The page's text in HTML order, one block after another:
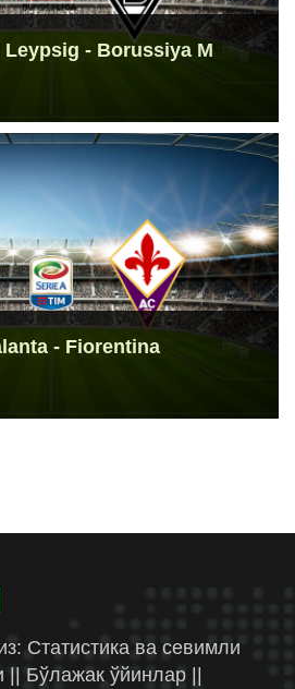
- Borussiya M
- Fiorentina
Статистика ва севимли
|| Бўлажак ўйинлар ||